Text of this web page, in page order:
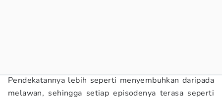
Pendekatannya lebih seperti menyembuhkan daripada
melawan, sehingga setiap episodenya terasa seperti